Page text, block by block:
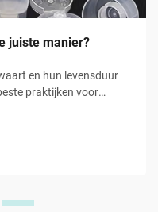
juiste manier?
en hun levensduur
praktijken voor